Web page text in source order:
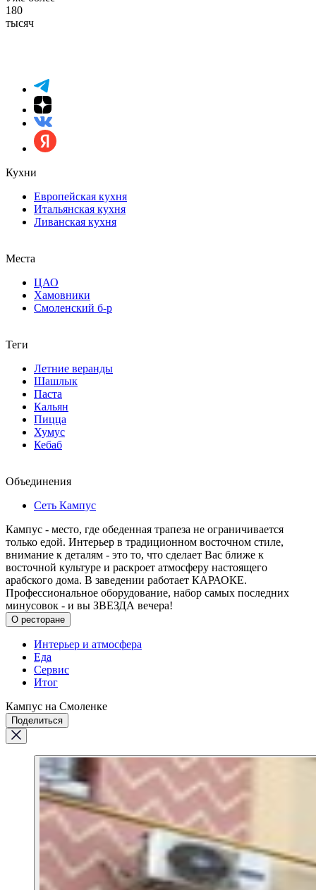
180
тысяч
Кухни
Европейская кухня
Итальянская кухня
Ливанская кухня
Места
ЦАО
Хамовники
Смоленский б-р
Теги
Летние веранды
Шашлык
Паста
Кальян
Пицца
Хумус
Кебаб
Объединения
Сеть Кампус
Кампус - место, где обеденная трапеза не ограничивается
только едой. Интерьер в традиционном восточном стиле,
внимание к деталям - это то, что сделает Вас ближе к
восточной культуре и раскроет атмосферу настоящего
арабского дома. В заведении работает КАРАОКЕ.
Профессиональное оборудование, набор самых последних
минусовок - и вы ЗВЕЗДА вечера!
О ресторане
Интерьер и атмосфера
Еда
Сервис
Итог
Кампус на Смоленке
Поделиться